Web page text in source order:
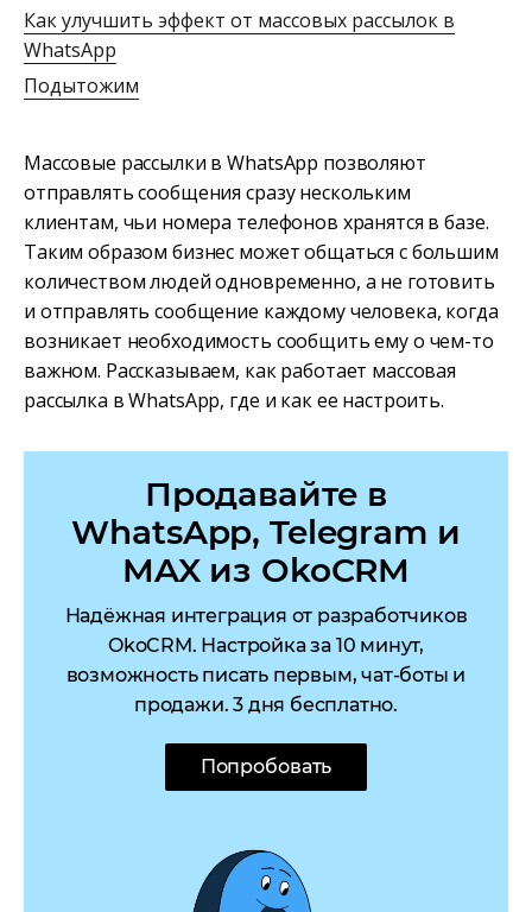
Как улучшить эффект от массовых рассылок в
WhatsApp
Подытожим
Массовые рассылки в WhatsApp позволяют
отправлять сообщения сразу нескольким
клиентам, чьи номера телефонов хранятся в базе.
Таким образом бизнес может общаться с большим
количеством людей одновременно, а не готовить
и отправлять сообщение каждому человека, когда
возникает необходимость сообщить ему о чем-то
важном. Рассказываем, как работает массовая
рассылка в WhatsApp, где и как ее настроить.
Продавайте в
WhatsApp, Telegram и
MAX из OkoCRM
Надёжная интеграция от разработчиков
OkoCRM. Настройка за 10 минут,
возможность писать первым, чат-боты и
продажи. 3 дня бесплатно.
Попробовать